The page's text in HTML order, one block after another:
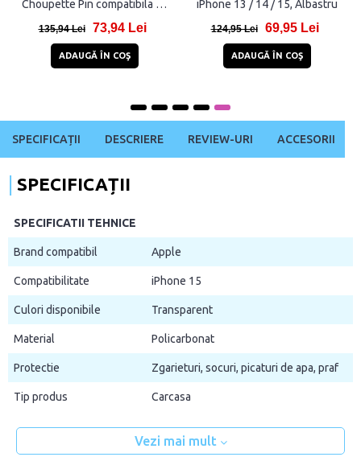
Choupette Pin compatibila cu
135,94 Lei 73,94 Lei
ADAUGĂ ÎN COŞ
iPhone 13 / 14 / 15, Albastru
124,95 Lei 69,95 Lei
ADAUGĂ ÎN COŞ
SPECIFICAȚII DESCRIERE REVIEW-URI ACCESORII
SPECIFICAȚII
SPECIFICATII TEHNICE
Brand compatibil Apple
Compatibilitate iPhone 15
Culori disponibile Transparent
Material Policarbonat
Protectie Zgarieturi, socuri, picaturi de apa, praf
Tip produs Carcasa
Vezi mai mult